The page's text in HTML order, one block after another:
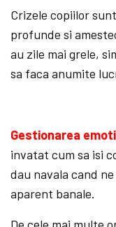
Crizele copiilor
profunde si
au zile mai grele,
sa faca anumite
Gestionarea
invatat cum sa isi
dau navala cand
aparent banale.